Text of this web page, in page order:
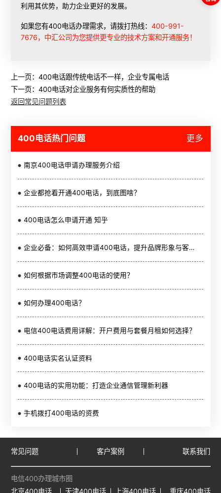
利用其优势，助力企业更好的发展。
如果您有400电话办理需求，请拨打热线：400-991-
7676，中汇公司为您提供更专业的技术方案和开通服务！
上一页： 400电话跟传统电话不一样，企业专属电话
下一页： 400电话对企业服务有何实质性的帮助
返回常见问题列表
400电话热门问题 更多
南京400电话申请办理服务介绍
企业都抢着开通400电话，到底图啥？
400电话怎么申请开通 知乎
企业必备：如何高效申请400电话，提升品牌形象与客户服务
如何根据市场调整400电话的使用？
如何办理400电话？
电信400电话费用详解：开户费用与套餐月租如何选择？
400电话实名认证资料
400电话的实用功能：打造企业通信管理新利器
手机拨打400电话的资费
常见问题 客户案例 联系我们
电信400办理城市圈